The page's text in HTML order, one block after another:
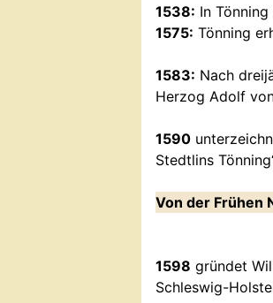
1538: In
1575: Tönning
1583: Nach
Herzog Adolf
1590
Stedtlins
Von der Frühen
1598 gründet
Schleswig-